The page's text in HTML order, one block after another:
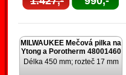
MILWAUKEE Mečová pilka na
Ytong a Porotherm 48001460
Délka 450 mm; rozteč 17 mm